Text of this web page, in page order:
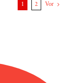
1 2 Vor